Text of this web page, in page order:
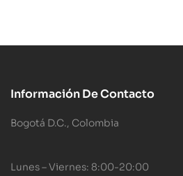
Información De Contacto
Bogotá D.C., Colombia
Lunes – Viernes: 8:00-20:00